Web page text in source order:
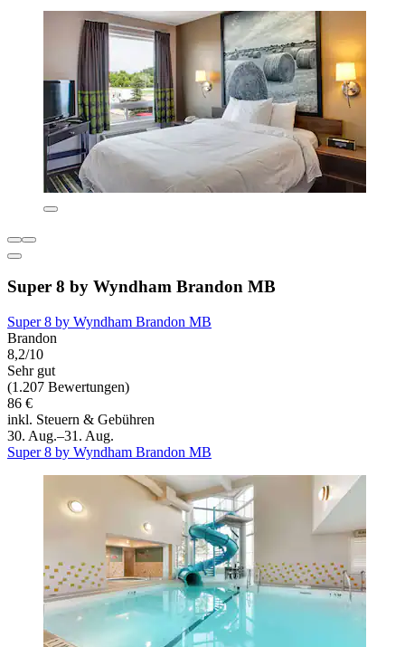
Super 8 by Wyndham Brandon MB
Super 8 by Wyndham Brandon MB
Brandon
8,2/10
Sehr gut
(1.207 Bewertungen)
86 €
inkl. Steuern & Gebühren
30. Aug.–31. Aug.
Super 8 by Wyndham Brandon MB